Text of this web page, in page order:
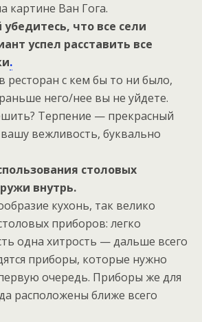
картине Ван Гога.
что все сели
успел расставить все
.
ресторан с кем бы то ни было,
него/нее вы не уйдете.
Терпение — прекрасный
вежливость, буквально
столовых
внутрь.
кухонь, так велико
приборов: легко
одна хитрость — дальше всего
приборы, которые нужно
очередь. Приборы же для
расположены ближе всего